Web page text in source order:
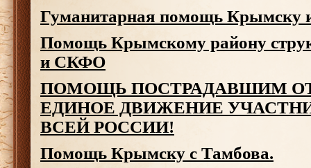
Гуманитарная помощь Крымску
Помощь Крымскому району
и СКФО
ПОМОЩЬ ПОСТРАДАВШИМ
ЕДИНОЕ ДВИЖЕНИЕ
ВСЕЙ РОССИИ!
Помощь Крымску с Тамбова.